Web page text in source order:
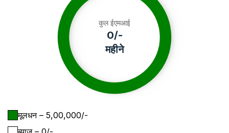
कुल ईएमआई
0/-
महीने
मूलधन– ₹ 5,00,000/-